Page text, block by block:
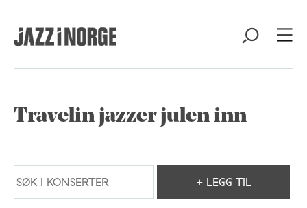
Travelin jazzer julen inn
+ LEGG TIL